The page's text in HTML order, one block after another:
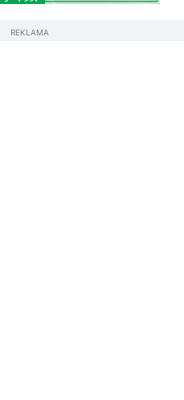
REKLAMA